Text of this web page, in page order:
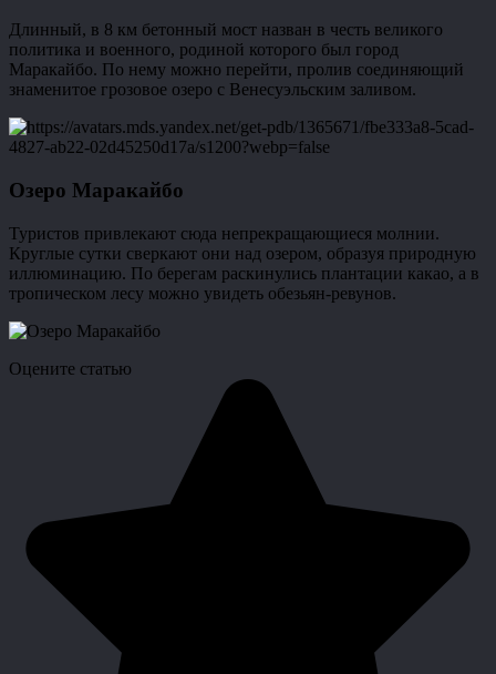
Длинный, в 8 км бетонный мост назван в честь великого
политика и военного, родиной которого был город
Маракайбо. По нему можно перейти, пролив соединяющий
знаменитое грозовое озеро с Венесуэльским заливом.
Озеро Маракайбо
Туристов привлекают сюда непрекращающиеся молнии.
Круглые сутки сверкают они над озером, образуя природную
иллюминацию. По берегам раскинулись плантации какао, а в
тропическом лесу можно увидеть обезьян-ревунов.
Оцените статью